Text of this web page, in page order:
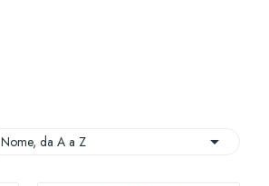
Nome, da A a Z 